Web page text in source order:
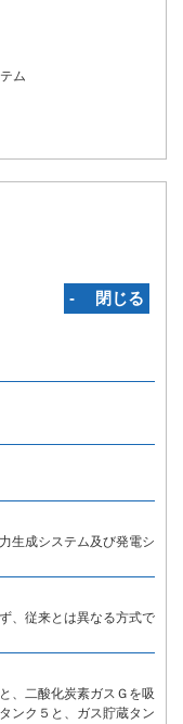
ム
‐ 閉じる
生成システム及び発電シ
、従来とは異なる方式で
、二酸化炭素ガスＧを吸
ンク５と、ガス貯蔵タン